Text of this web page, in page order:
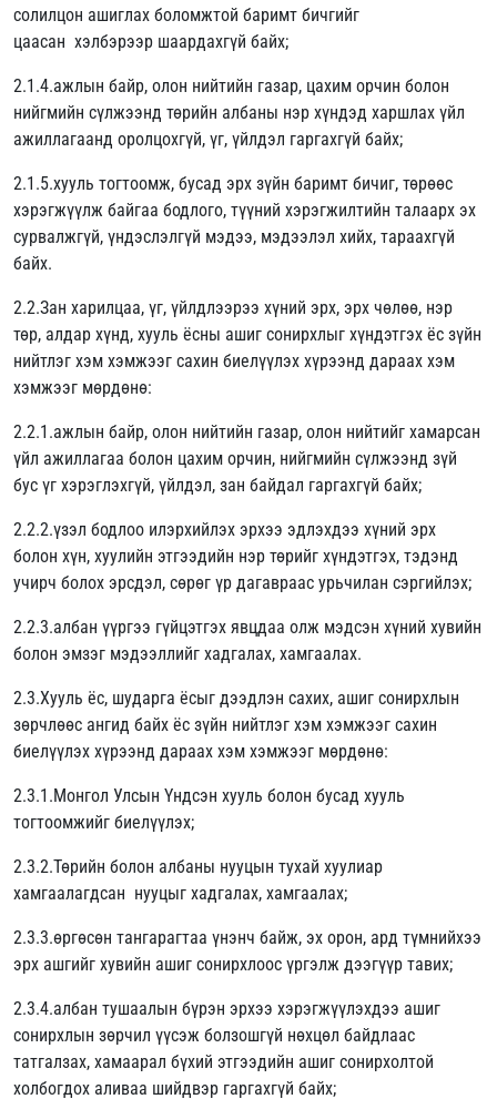
солилцон ашиглах боломжтой баримт бичгийг
цаасан хэлбэрээр шаардахгүй байх;
2.1.4.ажлын байр, олон нийтийн газар, цахим орчин болон
нийгмийн сүлжээнд төрийн албаны нэр хүндэд харшлах үйл
ажиллагаанд оролцохгүй, үг, үйлдэл гаргахгүй байх;
2.1.5.хууль тогтоомж, бусад эрх зүйн баримт бичиг, төрөөс
хэрэгжүүлж байгаа бодлого, түүний хэрэгжилтийн талаарх эх
сурвалжгүй, үндэслэлгүй мэдээ, мэдээлэл хийх, тараахгүй
байх.
2.2.Зан харилцаа, үг, үйлдлээрээ хүний эрх, эрх чөлөө, нэр
төр, алдар хүнд, хууль ёсны ашиг сонирхлыг хүндэтгэх ёс зүйн
нийтлэг хэм хэмжээг сахин биелүүлэх хүрээнд дараах хэм
хэмжээг мөрдөнө:
2.2.1.ажлын байр, олон нийтийн газар, олон нийтийг хамарсан
үйл ажиллагаа болон цахим орчин, нийгмийн сүлжээнд зүй
бус үг хэрэглэхгүй, үйлдэл, зан байдал гаргахгүй байх;
2.2.2.үзэл бодлоо илэрхийлэх эрхээ эдлэхдээ хүний эрх
болон хүн, хуулийн этгээдийн нэр төрийг хүндэтгэх, тэдэнд
учирч болох эрсдэл, сөрөг үр дагавраас урьчилан сэргийлэх;
2.2.3.албан үүргээ гүйцэтгэх явцдаа олж мэдсэн хүний хувийн
болон эмзэг мэдээллийг хадгалах, хамгаалах.
2.3.Хууль ёс, шударга ёсыг дээдлэн сахих, ашиг сонирхлын
зөрчлөөс ангид байх ёс зүйн нийтлэг хэм хэмжээг сахин
биелүүлэх хүрээнд дараах хэм хэмжээг мөрдөнө:
2.3.1.Монгол Улсын Үндсэн хууль болон бусад хууль
тогтоомжийг биелүүлэх;
2.3.2.Төрийн болон албаны нууцын тухай хуулиар
хамгаалагдсан нууцыг хадгалах, хамгаалах;
2.3.3.өргөсөн тангарагтаа үнэнч байж, эх орон, ард түмнийхээ
эрх ашгийг хувийн ашиг сонирхлоос үргэлж дээгүүр тавих;
2.3.4.албан тушаалын бүрэн эрхээ хэрэгжүүлэхдээ ашиг
сонирхлын зөрчил үүсэж болзошгүй нөхцөл байдлаас
татгалзах, хамаарал бүхий этгээдийн ашиг сонирхолтой
холбогдох аливаа шийдвэр гаргахгүй байх;